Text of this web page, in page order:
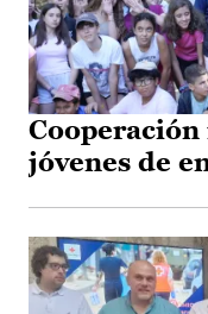
jóvenes de